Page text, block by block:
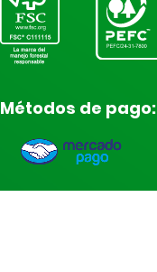
Métodos de pago: